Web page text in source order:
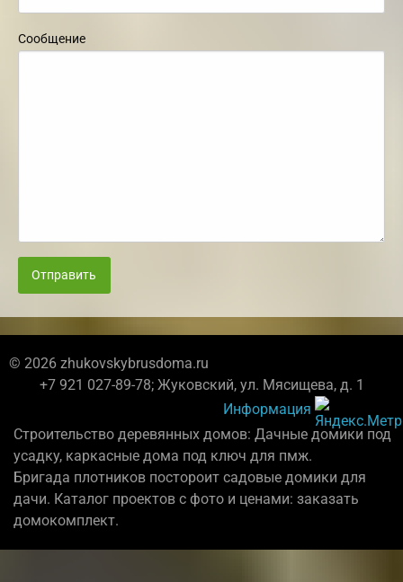
Сообщение
Отправить
© 2026 zhukovskybrusdoma.ru
+7 921 027-89-78; Жуковский, ул. Мясищева, д. 1
Информация
Строительство деревянных домов: Дачные домики под
усадку, каркасные дома под ключ для пмж.
Бригада плотников постороит садовые домики для
дачи. Каталог проектов с фото и ценами: заказать
домокомплект.